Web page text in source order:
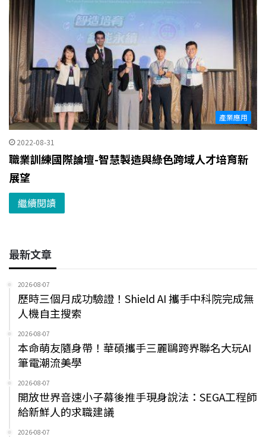
產業應用
2022-08-31
職業訓練國際論壇-智慧製造與綠色跨域人才培育新
展望
繼續閱讀
最新文章
2026-08-07
歷時三個月成功驗證！Shield AI 攜手中科院完成無
人機自主搜索
2026-08-07
本命萌友隨身帶！華碩攜手三麗鷗跨界聯名大玩AI
筆電潮流美學
2026-08-07
開放世界音速小子幕後推手現身說法：SEGA工程師
給新鮮人的求職建議
2026-08-07